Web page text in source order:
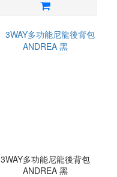
3WAY多功能尼龍後背包
ANDREA 黑